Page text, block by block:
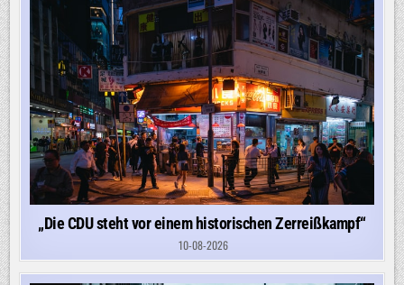
„Die CDU steht vor einem historischen Zerreißkampf“
10-08-2026